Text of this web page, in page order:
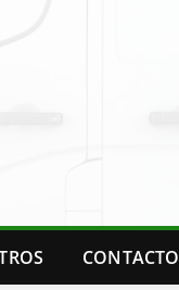
CONTACTO